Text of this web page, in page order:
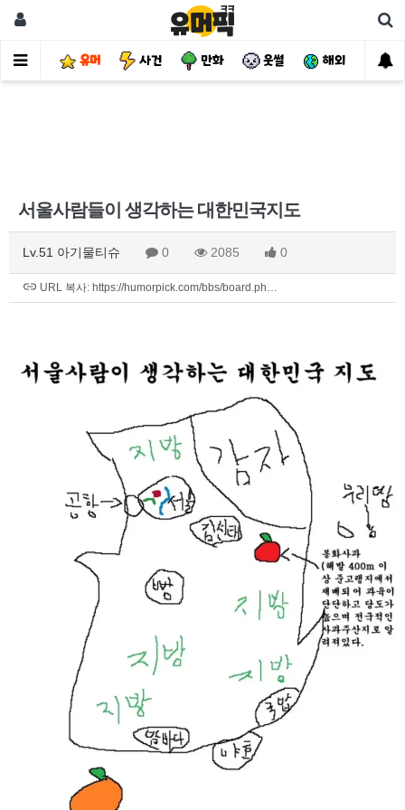
유머 사건 만화 웃썰 해외 핫
서울사람들이 생각하는 대한민국지도
Lv.51 아기물티슈 0 2085 0
URL 복사: https://humorpick.com/bbs/board.ph…